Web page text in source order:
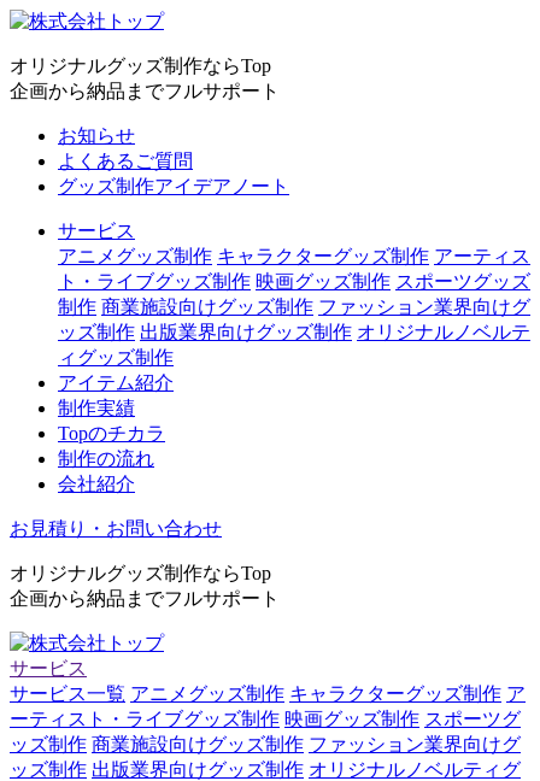
オリジナルグッズ制作ならTop
企画から納品までフルサポート
お知らせ
よくあるご質問
グッズ制作アイデアノート
サービス
アニメグッズ制作 キャラクターグッズ制作 アーティス
ト・ライブグッズ制作 映画グッズ制作 スポーツグッズ
制作 商業施設向けグッズ制作 ファッション業界向けグ
ッズ制作 出版業界向けグッズ制作 オリジナルノベルテ
ィグッズ制作
アイテム紹介
制作実績
Topのチカラ
制作の流れ
会社紹介
お見積り・お問い合わせ
オリジナルグッズ制作ならTop
企画から納品までフルサポート
サービス
サービス一覧 アニメグッズ制作 キャラクターグッズ制作 ア
ーティスト・ライブグッズ制作 映画グッズ制作 スポーツグ
ッズ制作 商業施設向けグッズ制作 ファッション業界向けグ
ッズ制作 出版業界向けグッズ制作 オリジナルノベルティグ